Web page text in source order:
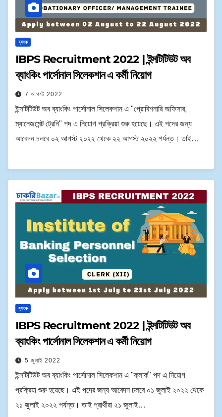
ব্যাংক
IBPS Recruitment 2022 | ইন্সটিটিউট অব
ব্যাংকিং পার্সোনাল সিলেকশান এ কর্মী নিয়োগ
7 আগস্ট 2022
ইন্সটিটিউট অব ব্যাংকিং পার্সোনাল সিলেকশান এ "প্রোবিশনারি অফিসার,
ম্যানেজমেন্ট ট্রেনি" পদ এ নিয়োগ প্রক্রিয়া শুরু হয়েছে। এই পদের জন্য
আবেদন চলবে ০২ আগস্ট ২০২২ থেকে ২২ আগস্ট ২০২২ পর্যন্ত। তাই…
ব্যাংক
IBPS Recruitment 2022 | ইন্সটিটিউট অব
ব্যাংকিং পার্সোনাল সিলেকশান এ কর্মী নিয়োগ
5 জুলাই 2022
ইন্সটিটিউট অব ব্যাংকিং পার্সোনাল সিলেকশান এ "ক্লার্ক" পদ এ নিয়োগ
প্রক্রিয়া শুরু হয়েছে। এই পদের জন্য আবেদন চলবে ০১ জুলাই ২০২২ থেকে
২১ জুলাই ২০২২ পর্যন্ত। তাই প্রার্থীরা ২১ জুলাই…